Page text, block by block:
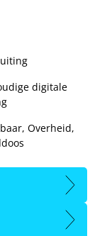
digitale
, Overheid,